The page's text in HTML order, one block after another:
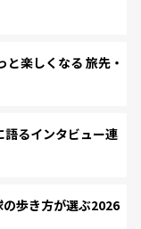
楽しくなる 旅先・
るインタビュー連
歩き方が選ぶ2026